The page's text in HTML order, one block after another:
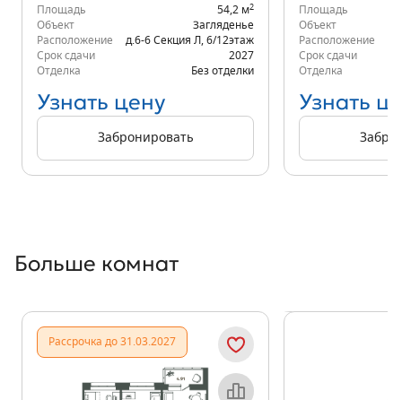
Площадь 54,2 м2
Объект
Загляденье
Расположение
д.6-6 Секция Л 6/12этаж
Срок сдачи
2027
Отделка
Без отделки
Узнать цену
Забронировать
Площадь
Объект
Расположение
Срок сдачи
Отделка
Узнать
Больше комнат
Рассрочка до 31.03.2027